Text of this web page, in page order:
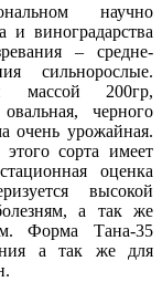
научно
и виноградарства
– средне-
сильнорослые.
массой 200гр,
черного
очень урожайная.
сорта имеет
оценка
высокой
а так же
Форма Тана-35
а так же для